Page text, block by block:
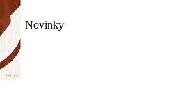
Novinky